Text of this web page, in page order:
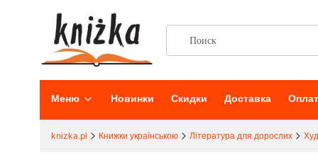
Меню Новинки Скидки Доставка
knizka.pl Книжки українською Література для дорослих